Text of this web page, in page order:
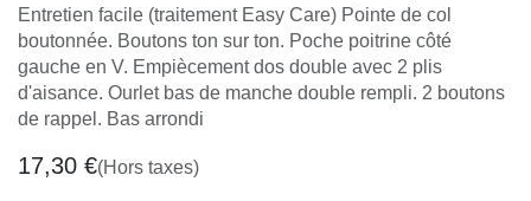
Entretien facile (traitement Easy Care) Pointe de col
boutonnée. Boutons ton sur ton. Poche poitrine côté gauche
en V. Empiècement dos double avec 2 plis d'aisance. Ourlet
bas de manche double rempli. 2 boutons de rappel. Bas
arrondi
17,30€(Hors taxes)